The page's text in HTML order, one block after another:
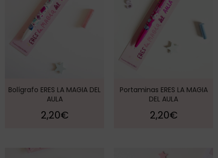
Bolígrafo ERES LA MAGIA DEL
AULA
2,20€
Portaminas ERES LA MAGIA
DEL AULA
2,20€